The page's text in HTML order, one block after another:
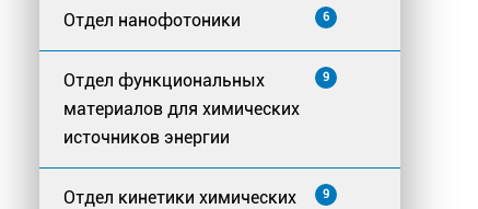
Отдел нанофотоники 6
Отдел функциональных
материалов для химических
источников энергии
9
Отдел кинетики химических
9